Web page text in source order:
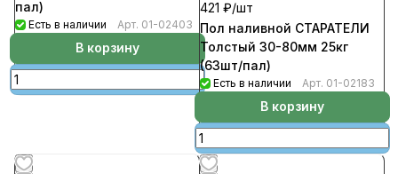
пал)
Есть в наличии Арт. 01-02403
В корзину
421 ₽/шт
Пол наливной СТАРАТЕЛИ
Толстый 30-80мм 25кг
(63шт/пал)
Есть в наличии Арт. 01-02183
В корзину